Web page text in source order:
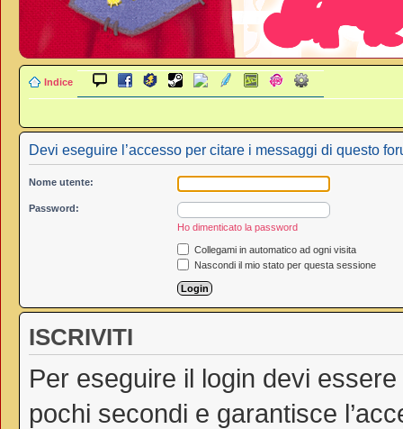
Indice
Devi eseguire l’accesso per citare i messaggi di questo
Nome utente:
Password:
Ho dimenticato la password
Collegami in automatico ad ogni visita
Nascondi il mio stato per questa sessione
ISCRIVITI
Per eseguire il login devi
pochi secondi e garantisce